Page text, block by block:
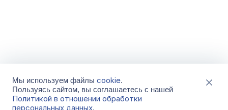
Мы используем файлы cookie.
Пользуясь сайтом, вы соглашаетесь с нашей
Политикой в отношении обработки
персональных данных.